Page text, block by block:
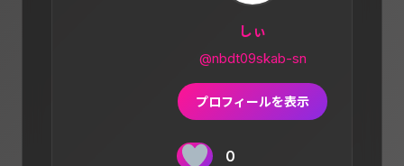
しぃ
@nbdt09skab-sn
プロフィールを表示
0